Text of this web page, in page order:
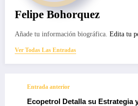
Felipe Bohorquez
Añade tu información biográfica. Edita tu
Ver Todas Las Entradas
Entrada anterior
Ecopetrol Detalla su Estrategia